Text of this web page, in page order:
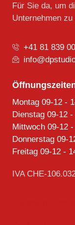
Für Sie da, um
Unternehmen
+41 81 839
Montag 09-12 -
Dienstag 09-12 -
Mittwoch 09-12
Donnerstag 09-
Freitag 09-12 -
IVA CHE-